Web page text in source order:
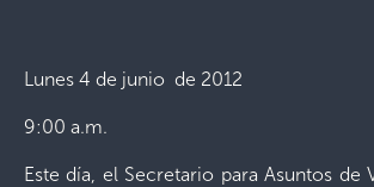
Lunes 4 de junio de 2012
9:00 a.m.
Este día, el Secretario para Asuntos de